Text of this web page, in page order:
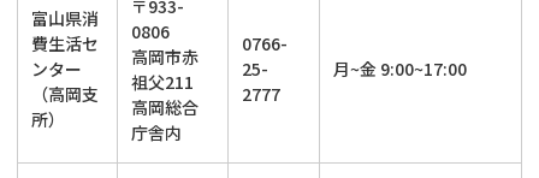
富山県消
費生活セ
ンター
（高岡支
所）
〒933-
0806
高岡市赤
祖父211
高岡総合
庁舎内
0766-
25-
2777
月~金 9:00~17:00